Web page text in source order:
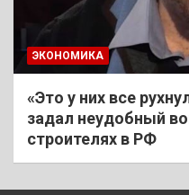
ЭКОНОМИКА
«Это у них все
задал неудобный
строителях в РФ